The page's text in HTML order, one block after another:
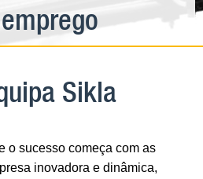
Sikla
o sucesso começa com as
inovadora e dinâmica,